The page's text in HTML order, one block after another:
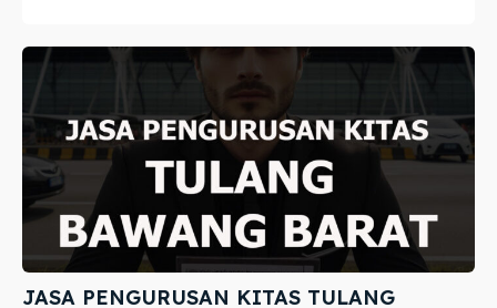
JASA PENGURUSAN KITAS TULANG